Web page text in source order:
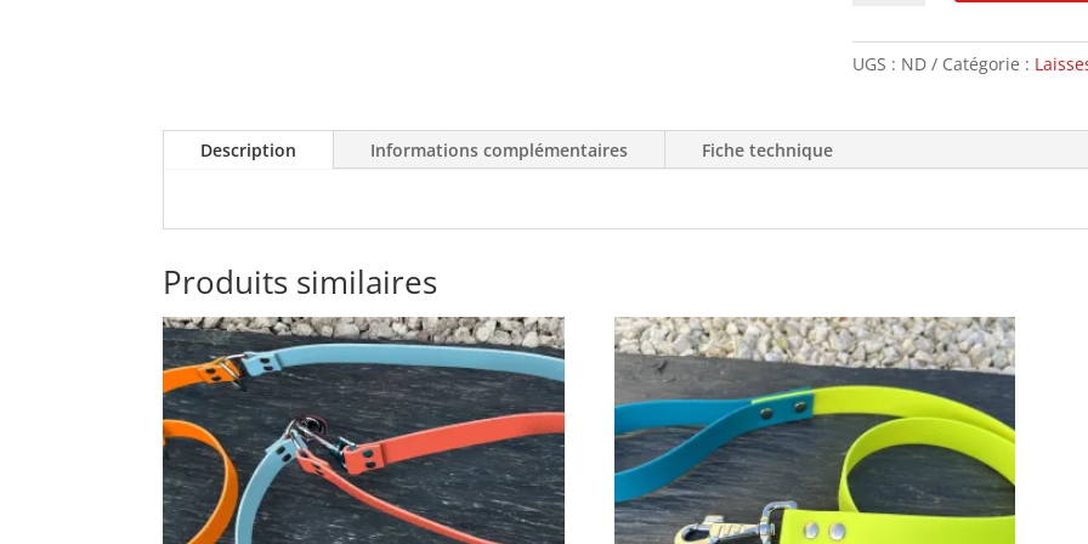
3
positions
UGS : ND Catégorie :
Description Informations complémentaires Fiche technique
Produits similaires